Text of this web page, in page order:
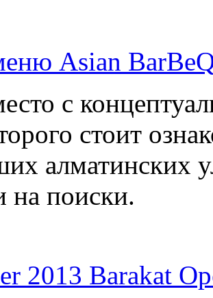
Asian
с
стоит
алматинских
на поиски.
2013 Barakat